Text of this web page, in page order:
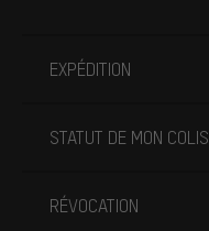
EXPÉDITION
STATUT DE MON COLIS
RÉVOCATION